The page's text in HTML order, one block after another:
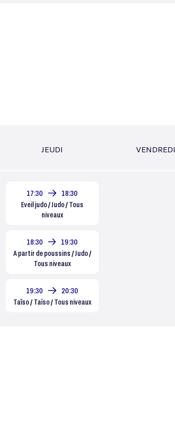
JEUDI
17:30
18:30
Eveil judo / Judo / Tous
niveaux
18:30
19:30
A partir de poussins / Judo /
Tous niveaux
19:30
20:30
Taîso / Taïso / Tous niveaux
VENDREDI